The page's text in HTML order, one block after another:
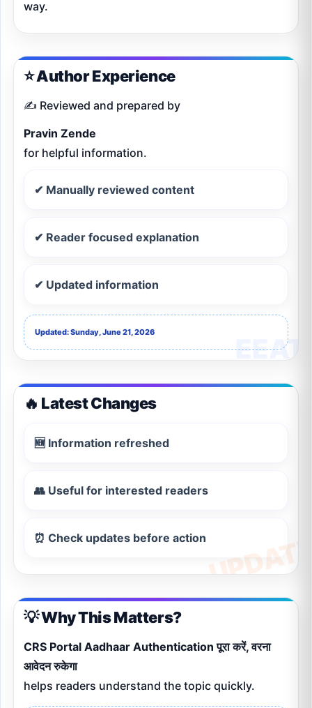
way.
⭐ Author Experience
✍️ Reviewed and prepared by
Pravin Zende
for helpful information.
✔ Manually reviewed content
✔ Reader focused explanation
✔ Updated information
Updated: Sunday, June 21, 2026
🔥 Latest Changes
🆕 Information refreshed
👥 Useful for interested readers
⏰ Check updates before action
💡 Why This Matters?
CRS Portal Aadhaar Authentication पूरा करें, वरना
आवेदन रुकेगा
helps readers understand the topic quickly.